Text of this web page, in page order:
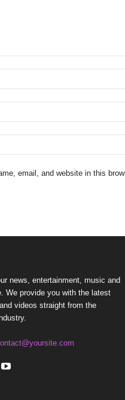
email, and website in this
news, entertainment, music and
We provide you with the latest
videos straight from the